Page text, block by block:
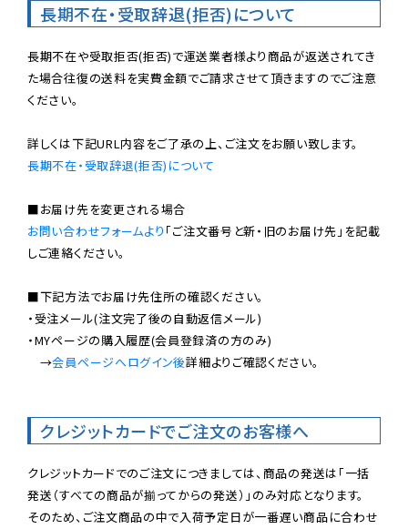
長期不在・受取辞退(拒否)について
長期不在や受取拒否(拒否)で運送業者様より商品が返送されてき
た場合往復の送料を実費金額でご請求させて頂きますのでご注意
ください。
長期不在・受取辞退(拒否)について
お問い合わせフォームより 「ご注文番号と新・旧のお届け先」を記載
しご連絡ください。
■下記方法でお届け先住所の確認ください。
・受注メール(注文完了後の自動返信メール)
・MYページの購入履歴(会員登録済の方のみ)
→会員ページへログイン後詳細よりご確認ください。
クレジットカードでご注文のお客様へ
クレジットカードでのご注文につきましては、商品の発送は「一括
発送（すべての商品が揃ってからの発送）」のみ対応となります。
そのため、ご注文商品の中で入荷予定日が一番遅い商品に合わせ